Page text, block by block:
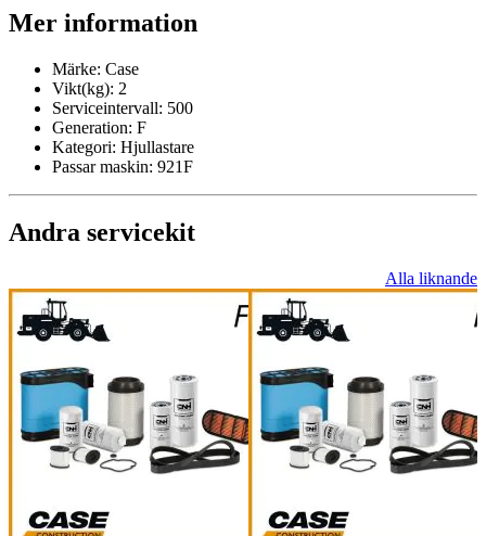
Mer information
Märke: Case
Vikt(kg): 2
Serviceintervall: 500
Generation: F
Kategori: Hjullastare
Passar maskin: 921F
Andra servicekit
Alla liknande